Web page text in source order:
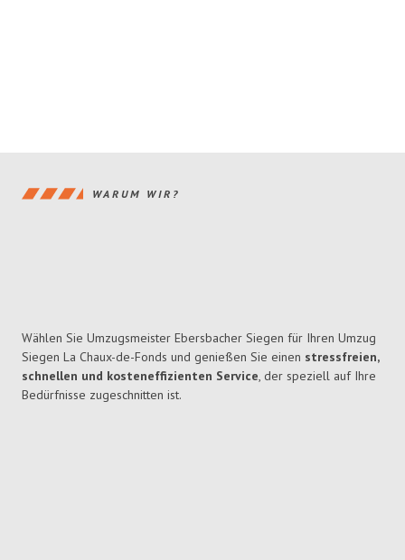
WARUM WIR?
Wählen Sie Umzugsmeister Ebersbacher Siegen für Ihren Umzug
Siegen La Chaux-de-Fonds und genießen Sie einen stressfreien,
schnellen und kosteneffizienten Service, der speziell auf Ihre
Bedürfnisse zugeschnitten ist.